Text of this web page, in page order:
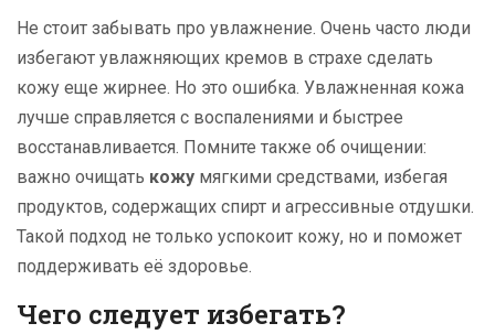
Не стоит забывать про увлажнение. Очень часто люди
избегают увлажняющих кремов в страхе сделать
кожу еще жирнее. Но это ошибка. Увлажненная кожа
лучше справляется с воспалениями и быстрее
восстанавливается. Помните также об очищении:
важно очищать кожу мягкими средствами, избегая
продуктов, содержащих спирт и агрессивные отдушки.
Такой подход не только успокоит кожу, но и поможет
поддерживать её здоровье.
Чего следует избегать?